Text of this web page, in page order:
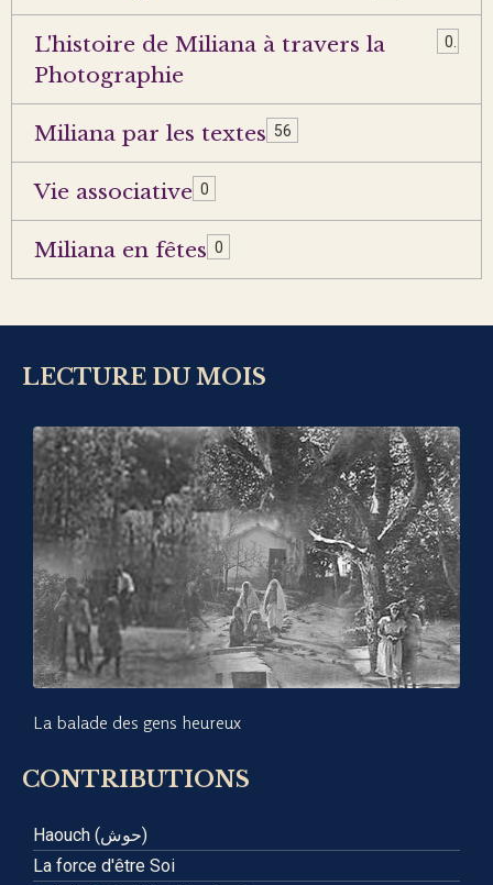
L'histoire de Miliana à travers la
Photographie
Miliana par les textes 56
Vie associative 0
Miliana en fêtes 0
LECTURE DU MOIS
La balade des gens heureux
CONTRIBUTIONS
Haouch (حوش)
La force d'être Soi